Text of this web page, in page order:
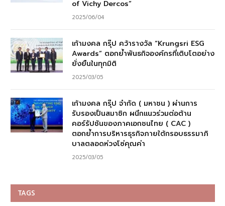
of Vichy Dercos”
2025/06/04
เก้ามงคล กรุ๊ป คว้ารางวัล “Krungsri ESG
Awards” ตอกย้ำพันธกิจองค์กรที่เติบโตอย่าง
ยั่งยืนในทุกมิติ
2025/03/05
เก้ามงคล กรุ๊ป จำกัด ( มหาชน ) ผ่านการ
รับรองเป็นสมาชิก ผนึกแนวร่วมต่อต้าน
คอร์รัปชันของภาคเอกชนไทย ( CAC )
ตอกย้ำการบริหารธุรกิจภายใต้กรอบธรรมาภิ
บาลตลอดห่วงโซ่คุณค่า
2025/03/05
TAGS